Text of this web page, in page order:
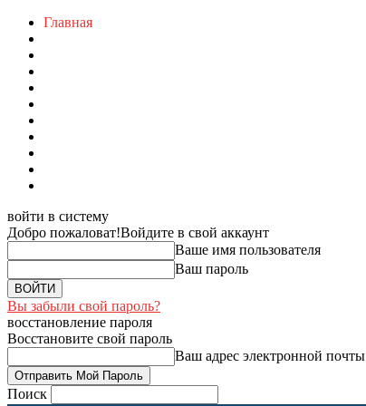
Главная
войти в систему
Добро пожаловат!Войдите в свой аккаунт
Ваше имя пользователя
Ваш пароль
Вы забыли свой пароль?
восстановление пароля
Восстановите свой пароль
Ваш адрес электронной почты
Поиск